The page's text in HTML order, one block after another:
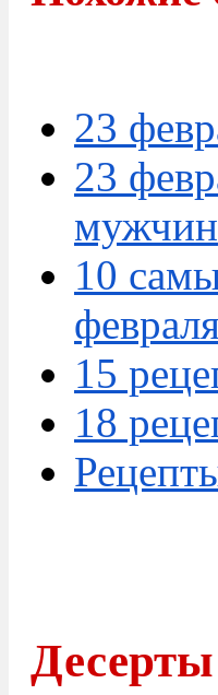
23
23
мужчин
10
15
18